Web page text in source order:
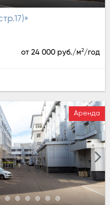
от 24 000 руб./м2/год
Аренда